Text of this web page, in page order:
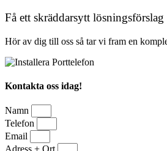
Få ett skräddarsytt lösningsförslag
Hör av dig till oss så tar vi fram en
Kontakta oss idag!
Namn
Telefon
Email
Adress + Ort